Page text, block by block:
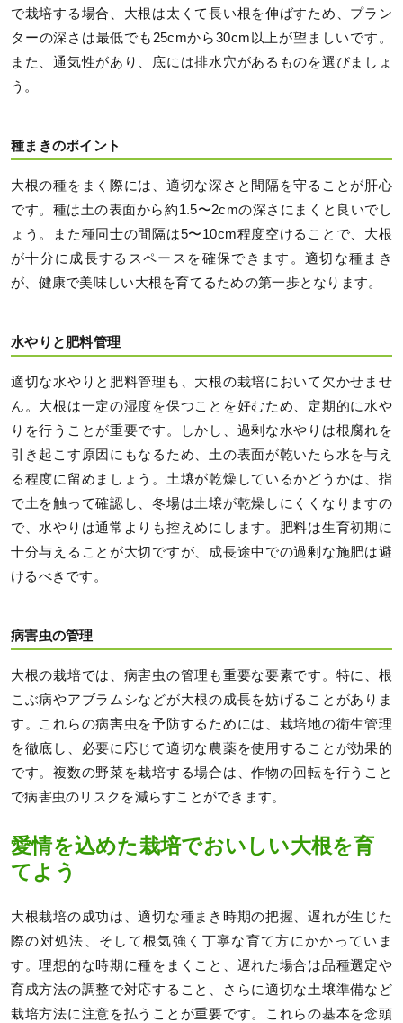
で栽培する場合、大根は太くて長い根を伸ばすため、プラン
ターの深さは最低でも25cmから30cm以上が望ましいです。
また、通気性があり、底には排水穴があるものを選びましょ
う。
種まきのポイント
大根の種をまく際には、適切な深さと間隔を守ることが肝心
です。種は土の表面から約1.5〜2cmの深さにまくと良いでし
ょう。また種同士の間隔は5〜10cm程度空けることで、大根
が十分に成長するスペースを確保できます。適切な種まき
が、健康で美味しい大根を育てるための第一歩となります。
水やりと肥料管理
適切な水やりと肥料管理も、大根の栽培において欠かせませ
ん。大根は一定の湿度を保つことを好むため、定期的に水や
りを行うことが重要です。しかし、過剰な水やりは根腐れを
引き起こす原因にもなるため、土の表面が乾いたら水を与え
る程度に留めましょう。土壌が乾燥しているかどうかは、指
で土を触って確認し、冬場は土壌が乾燥しにくくなりますの
で、水やりは通常よりも控えめにします。肥料は生育初期に
十分与えることが大切ですが、成長途中での過剰な施肥は避
けるべきです。
病害虫の管理
大根の栽培では、病害虫の管理も重要な要素です。特に、根
こぶ病やアブラムシなどが大根の成長を妨げることがありま
す。これらの病害虫を予防するためには、栽培地の衛生管理
を徹底し、必要に応じて適切な農薬を使用することが効果的
です。複数の野菜を栽培する場合は、作物の回転を行うこと
で病害虫のリスクを減らすことができます。
愛情を込めた栽培でおいしい大根を育
てよう
大根栽培の成功は、適切な種まき時期の把握、遅れが生じた
際の対処法、そして根気強く丁寧な育て方にかかっていま
す。理想的な時期に種をまくこと、遅れた場合は品種選定や
育成方法の調整で対応すること、さらに適切な土壌準備など
栽培方法に注意を払うことが重要です。これらの基本を念頭